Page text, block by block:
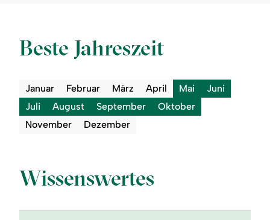
Beste Jahreszeit
Januar Februar März April Mai
Juni
Juli
August September
Oktober
November
Dezember
Wissenswertes